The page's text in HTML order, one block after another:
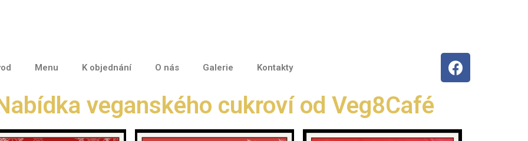
Menu K objednání O nás Galerie Kontakty
veganského cukroví od Veg8Café